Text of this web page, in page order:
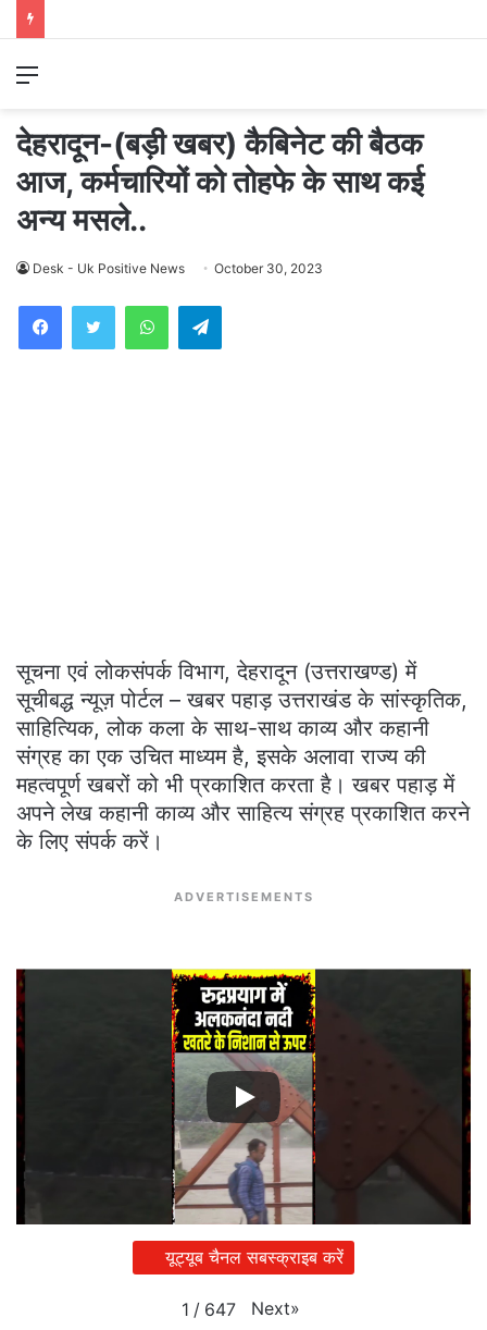
Menu
देहरादून-(बड़ी खबर) कैबिनेट की बैठक
आज, कर्मचारियों को तोहफे के साथ कई
अन्य मसले..
Desk - Uk Positive News October 30, 2023
WhatsAppTelegram
सूचना एवं लोकसंपर्क विभाग, देहरादून (उत्तराखण्ड) में
सूचीबद्ध न्यूज़ पोर्टल – खबर पहाड़ उत्तराखंड के सांस्कृतिक,
साहित्यिक, लोक कला के साथ-साथ काव्य और कहानी
संग्रह का एक उचित माध्यम है, इसके अलावा राज्य की
महत्वपूर्ण खबरों को भी प्रकाशित करता है। खबर पहाड़ में
अपने लेख कहानी काव्य और साहित्य संग्रह प्रकाशित करने
के लिए संपर्क करें।
ADVERTISEMENTS
यूट्यूब चैनल सबस्क्राइब करें
1 / 647 Next»